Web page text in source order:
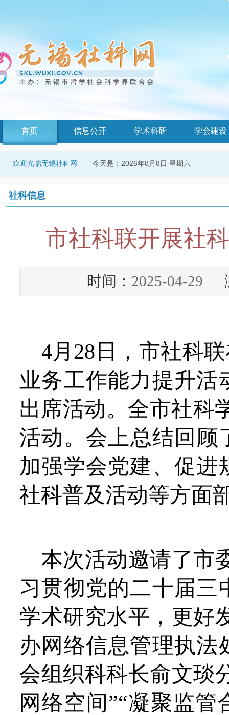
首页 信息公开 学术科研 学会建设
欢迎光临无锡社科网 今天是： 2026年8月8日 星期六
社科信息
市社科联开展社
时间： 2025-04-29
4月 28 日 ，市社科联
业务工作能力提升活
出席活动。全市社科
活动。 会上总结回顾
加强学会党建、促进
社科普及活动等方面
本次活动邀请了市
习贯彻党的二十届三
学术研究水平，更好
办网络信息管理执法
会组织科科长俞文琰
网络空间”“凝聚监